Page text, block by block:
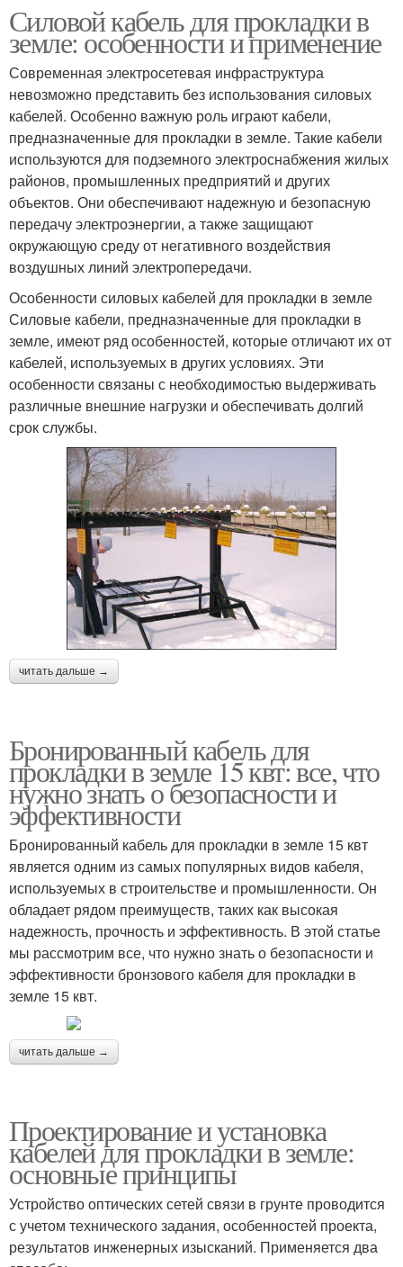
Силовой кабель для прокладки в
земле: особенности и применение
Современная электросетевая инфраструктура
невозможно представить без использования силовых
кабелей. Особенно важную роль играют кабели,
предназначенные для прокладки в земле. Такие кабели
используются для подземного электроснабжения жилых
районов, промышленных предприятий и других
объектов. Они обеспечивают надежную и безопасную
передачу электроэнергии, а также защищают
окружающую среду от негативного воздействия
воздушных линий электропередачи.
Особенности силовых кабелей для прокладки в земле
Силовые кабели, предназначенные для прокладки в
земле, имеют ряд особенностей, которые отличают их от
кабелей, используемых в других условиях. Эти
особенности связаны с необходимостью выдерживать
различные внешние нагрузки и обеспечивать долгий
срок службы.
читать дальше →
Бронированный кабель для
прокладки в земле 15 квт: все, что
нужно знать о безопасности и
эффективности
Бронированный кабель для прокладки в земле 15 квт
является одним из самых популярных видов кабеля,
используемых в строительстве и промышленности. Он
обладает рядом преимуществ, таких как высокая
надежность, прочность и эффективность. В этой статье
мы рассмотрим все, что нужно знать о безопасности и
эффективности бронзового кабеля для прокладки в
земле 15 квт.
читать дальше →
Проектирование и установка
кабелей для прокладки в земле:
основные принципы
Устройство оптических сетей связи в грунте проводится
с учетом технического задания, особенностей проекта,
результатов инженерных изысканий. Применяется два